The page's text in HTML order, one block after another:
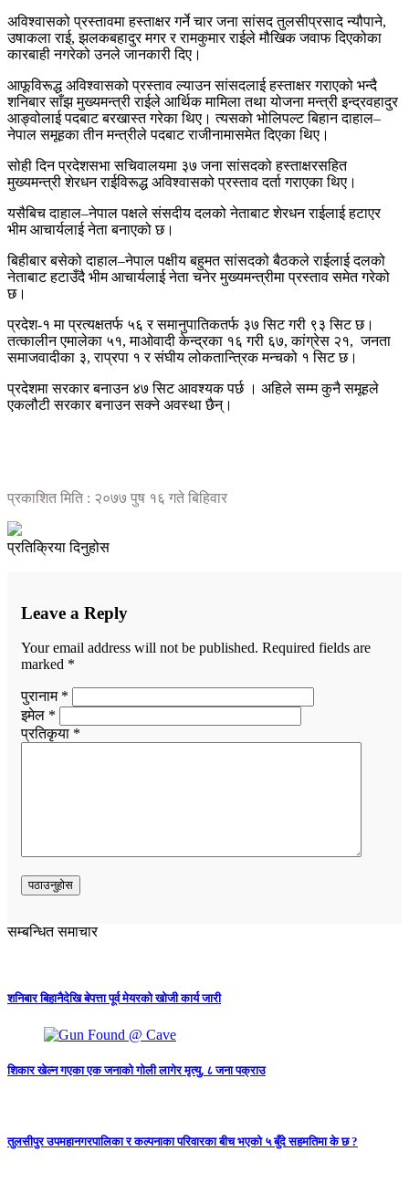
अविश्वासको प्रस्तावमा हस्ताक्षर गर्ने चार जना सांसद तुलसीप्रसाद न्यौपाने,
उषाकला राई, झलकबहादुर मगर र रामकुमार राईले मौखिक जवाफ दिएकोका
कारबाही नगरेको उनले जानकारी दिए।
आफूविरूद्ध अविश्‍वासको प्रस्ताव ल्याउन सांसदलाई हस्ताक्षर गराएको भन्दै
शनिबार साँझ मुख्यमन्त्री राईले आर्थिक मामिला तथा योजना मन्त्री इन्द्रवहादुर
आङ्वोलाई पदबाट बरखास्त गरेका थिए। त्यसको भोलिपल्ट बिहान दाहाल–
नेपाल समूहका तीन मन्त्रीले पदबाट राजीनामासमेत दिएका थिए।
सोही दिन प्रदेशसभा सचिवालयमा ३७ जना सांसदको हस्ताक्षरसहित
मुख्यमन्त्री शेरधन राईविरूद्ध अविश्‍वासको प्रस्ताव दर्ता गराएका थिए।
यसैबिच दाहाल–नेपाल पक्षले संसदीय दलको नेताबाट शेरधन राईलाई हटाएर
भीम आचार्यलाई नेता बनाएको छ।
बिहीबार बसेको दाहाल–नेपाल पक्षीय बहुमत सांसदको बैठकले राईलाई दलको
नेताबाट हटाउँदै भीम आचार्यलाई नेता चनेर मुख्यमन्त्रीमा प्रस्ताव समेत गरेको
छ।
प्रदेश-१ मा प्रत्यक्षतर्फ ५६ र समानुपातिकतर्फ ३७ सिट गरी ९३ सिट छ।
तत्कालीन एमालेका ५१, माओवादी केन्द्रका १६ गरी ६७, कांग्रेस २१, जनता
समाजवादीका ३, राप्रपा १ र संघीय लोकतान्त्रिक मन्चको १ सिट छ।
प्रदेशमा सरकार बनाउन ४७ सिट आवश्यक पर्छ । अहिले सम्म कुनै समूहले
एकलौटी सरकार बनाउन सक्ने अवस्था छैन्।
प्रकाशित मिति : २०७७ पुष १६ गते बिहिवार
प्रतिक्रिया दिनुहोस
Leave a Reply
Your email address will not be published. Required fields are
marked *
पुरानाम *
इमेल *
प्रतिकृया *
सम्बन्धित समाचार
शनिबार बिहानैदेखि बेपत्ता पूर्व मेयरको खोजी कार्य जारी
शिकार खेल्न गएका एक जनाको गोली लागेर मृत्यु, ८ जना पक्राउ
तुलसीपुर उपमहानगरपालिका र कल्पनाका परिवारका बीच भएको ५ बुँदे सहमतिमा के छ ?